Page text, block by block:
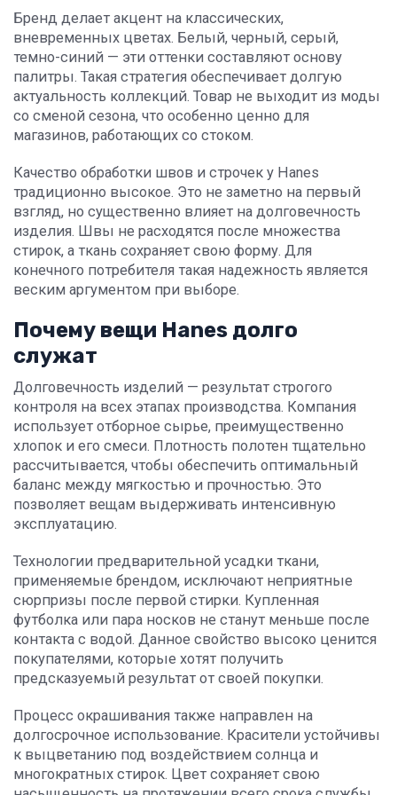
Бренд делает акцент на классических,
вневременных цветах. Белый, черный, серый,
темно-синий — эти оттенки составляют основу
палитры. Такая стратегия обеспечивает долгую
актуальность коллекций. Товар не выходит из моды
со сменой сезона, что особенно ценно для
магазинов, работающих со стоком.
Качество обработки швов и строчек у Hanes
традиционно высокое. Это не заметно на первый
взгляд, но существенно влияет на долговечность
изделия. Швы не расходятся после множества
стирок, а ткань сохраняет свою форму. Для
конечного потребителя такая надежность является
веским аргументом при выборе.
Почему вещи Hanes долго
служат
Долговечность изделий — результат строгого
контроля на всех этапах производства. Компания
использует отборное сырье, преимущественно
хлопок и его смеси. Плотность полотен тщательно
рассчитывается, чтобы обеспечить оптимальный
баланс между мягкостью и прочностью. Это
позволяет вещам выдерживать интенсивную
эксплуатацию.
Технологии предварительной усадки ткани,
применяемые брендом, исключают неприятные
сюрпризы после первой стирки. Купленная
футболка или пара носков не станут меньше после
контакта с водой. Данное свойство высоко ценится
покупателями, которые хотят получить
предсказуемый результат от своей покупки.
Процесс окрашивания также направлен на
долгосрочное использование. Красители устойчивы
к выцветанию под воздействием солнца и
многократных стирок. Цвет сохраняет свою